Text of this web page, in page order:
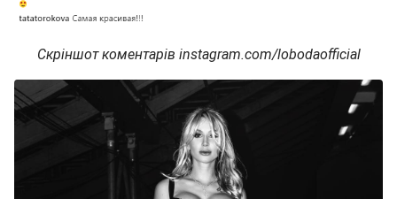
Скріншот коментарів instagram.com/lobodaofficial